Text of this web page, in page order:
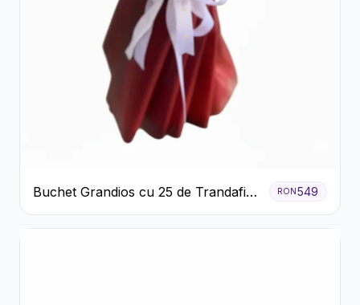
Buchet Grandios cu 25 de Trandafiri
Roșii
RON549